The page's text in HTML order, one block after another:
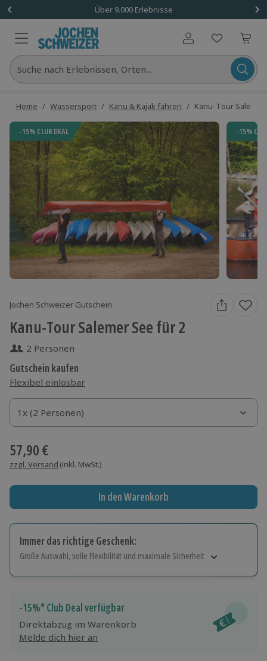
Über 9.000 Erlebnisse
Benutzerkonto
Suche nach Erlebnissen, Orten...
Home / Wassersport / Kanu & Kajak fahren / Kanu-Tour
-15% CLUB DEAL -15%
Jochen Schweizer Gutschein
Kanu-Tour Salemer See für 2
2 Personen
Gutschein kaufen
Flexibel einlösbar
1x (2 Personen)
1x (2 Personen)
1x (2 Personen)
57,90 €
zzgl. Versand (inkl. MwSt.)
In den Warenkorb
Immer das richtige Geschenk:
Große Auswahl, volle Flexibilität und maximale Sicherheit
Jeder Gutschein für alle Erlebnisse einlösbar.
Maximale Sicherheit
10 Jahre gültig & verlängerbar.
-15%* Club Deal verfügbar
Direktabzug im Warenkorb
Melde dich hier an